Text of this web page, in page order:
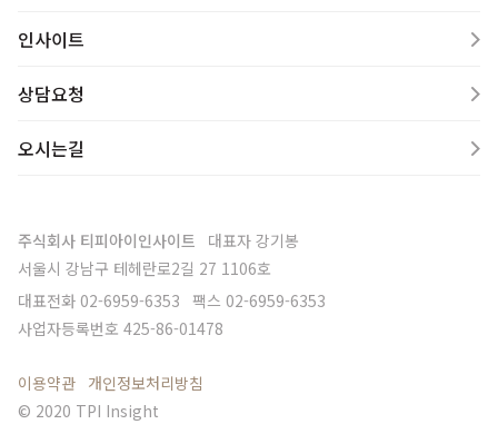
인사이트
상담요청
오시는길
주식회사 티피아이인사이트 대표자 강기봉
서울시 강남구 테헤란로2길 27 1106호
대표전화 02-6959-6353 팩스 02-6959-6353
사업자등록번호 425-86-01478
이용약관 개인정보처리방침
© 2020 TPI Insight